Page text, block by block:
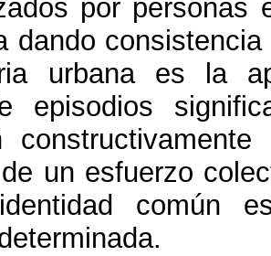
por personas
dando
urbana es la
episodios
un esfuerzo
común